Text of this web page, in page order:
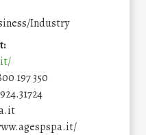
Industry
197 350